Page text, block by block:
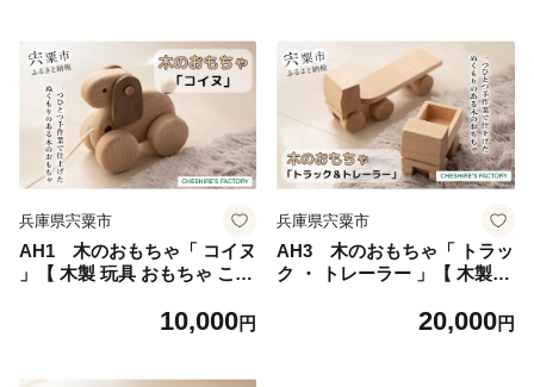
祝い 誕生 】
ト 贈り物 誕生日 出産祝い 】
兵庫県宍粟市
AH1 木のおもちゃ「 コイヌ
」【 木製 玩具 おもちゃ こど
ド 無垢 無塗装 安全 贈り物
10,000円
兵庫県宍粟市
AH3 木のおもちゃ「 トラッ
ク ・ トレーラー 」【 木製
車 くるま 無垢 無塗装 安全
20,000円